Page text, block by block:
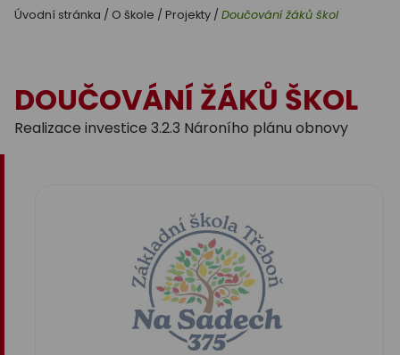
Úvodní stránka / O škole / Projekty / Doučování žáků škol
DOUČOVÁNÍ ŽÁKŮ ŠKOL
Realizace investice 3.2.3 Nároního plánu obnovy